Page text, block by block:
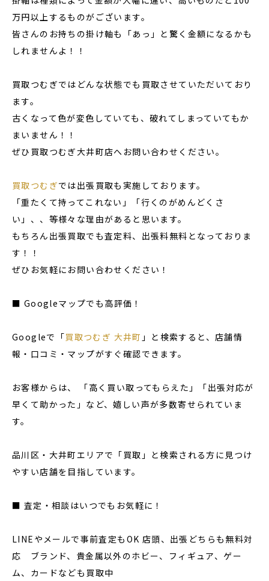
万円以上するものがございます。
皆さんのお持ちの掛け軸も「あっ」と驚く金額になるかも
しれませんよ！！
買取つむぎではどんな状態でも買取させていただいており
ます。
古くなって色が変色していても、破れてしまっていてもか
まいません！！
ぜひ買取つむぎ大井町店へお問い合わせください。
買取つむぎでは出張買取も実施しております。
「重たくて持ってこれない」「行くのがめんどくさ
い」、、等様々な理由があると思います。
もちろん出張買取でも査定料、出張料無料となっておりま
す！！
ぜひお気軽にお問い合わせください！
■ Googleマップでも高評価！
Googleで「買取つむぎ 大井町 」と検索すると、店舗情
報・口コミ・マップがすぐ確認できます。
お客様からは、 「高く買い取ってもらえた」「出張対応が
早くて助かった」など、嬉しい声が多数寄せられていま
す。
品川区・大井町エリアで「買取」と検索される方に見つけ
やすい店舗を目指しています。
■ 査定・相談はいつでもお気軽に！
LINEやメールで事前査定もOK 店頭、出張どちらも無料対
応 ブランド、貴金属以外のホビー、フィギュア、ゲー
ム、カードなども買取中